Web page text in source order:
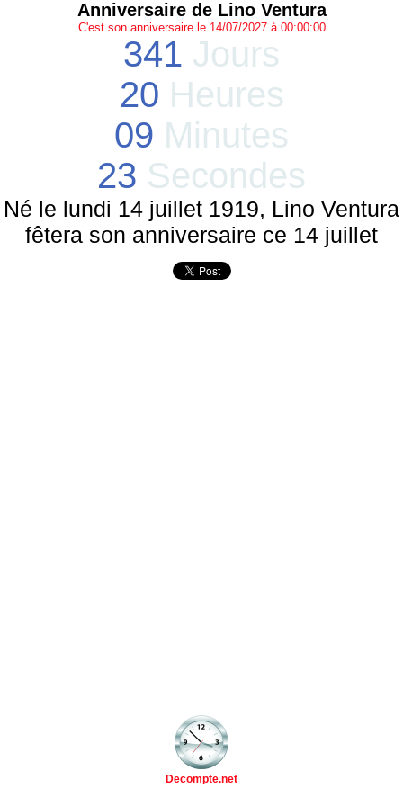
Anniversaire de Lino Ventura
C'est son anniversaire le 14/07/2027 à 00:00:00
341 Jours
20 Heures
09 Minutes
23 Secondes
Né le lundi 14 juillet 1919, Lino Ventura
fêtera son anniversaire ce 14 juillet
Decompte.net